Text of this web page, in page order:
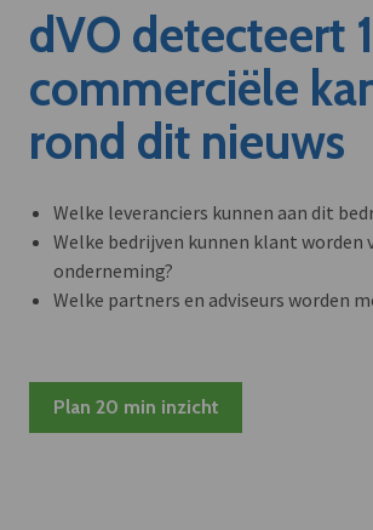
dVO detecteert
commerciële
rond dit nieuws
Welke leveranciers kunnen aan dit
Welke bedrijven kunnen klant worden
onderneming?
Welke partners en adviseurs worden
Plan 20 min inzicht